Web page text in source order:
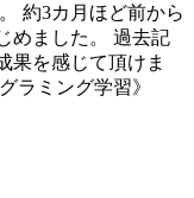
約3カ月ほど前から
めました。 過去記
果を感じて頂けま
ラミング学習》